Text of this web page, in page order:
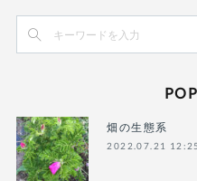
畑の生態系
2022.07.21 12:25